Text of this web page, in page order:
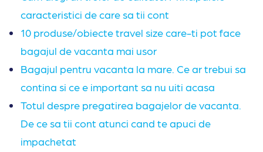
caracteristici de care sa tii cont
10 produse/obiecte travel size care-ti pot face
bagajul de vacanta mai usor
Bagajul pentru vacanta la mare. Ce ar trebui sa
contina si ce e important sa nu uiti acasa
Totul despre pregatirea bagajelor de vacanta.
De ce sa tii cont atunci cand te apuci de
impachetat